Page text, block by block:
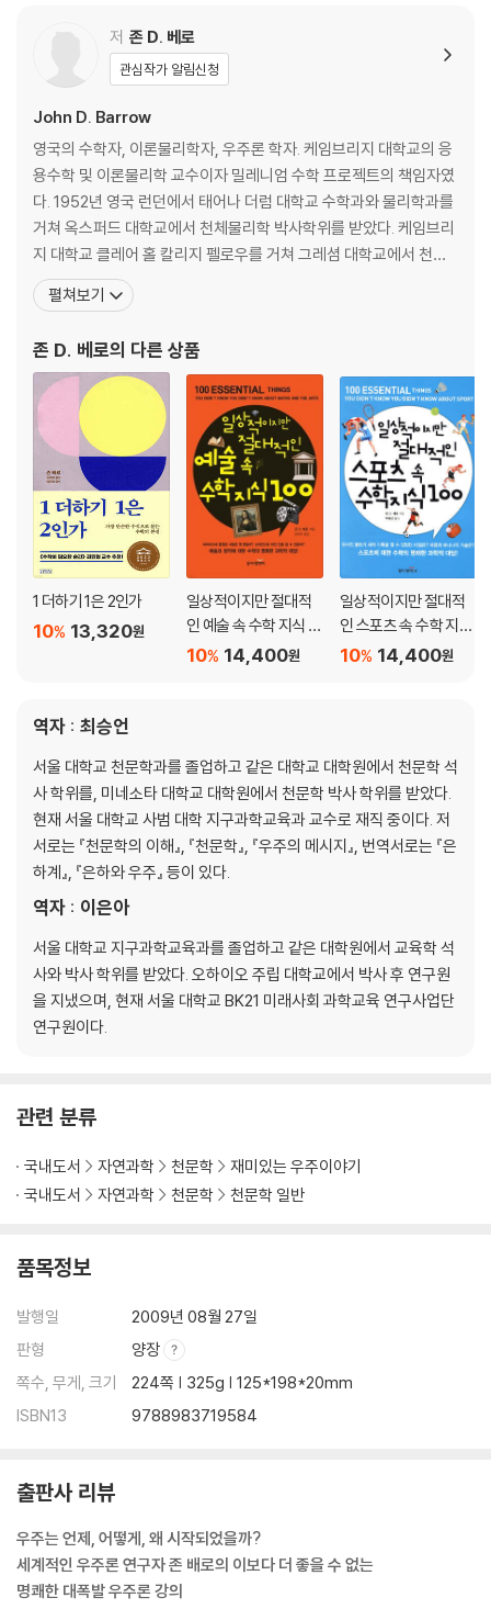
저 존 D. 베로
관심작가 알림신청
John D. Barrow
영국의 수학자, 이론물리학자, 우주론 학자. 케임브리지 대학교의 응
용수학 및 이론물리학 교수이자 밀레니엄 수학 프로젝트의 책임자였
다. 1952년 영국 런던에서 태어나 더럼 대학교 수학과와 물리학과를
거쳐 옥스퍼드 대학교에서 천체물리학 박사학위를 받았다. 케임브리
지 대학교 클레어 홀 칼리지 펠로우를 거쳐 그레셤 대학교에서 천문
학 및 기하학 교수를 지냈고, 영국 왕립학회 회원이었으며 유럽학술
원 회원으로 뽑히기도 했다. 영국 왕립학회 마이클 패러데이 상(200
리니 상(2019) 등을 수상했다. 학술 논문만 5
펼쳐보기
존 D. 베로의 다른 상품
1 더하기 1은 2인가
13,320원
10%
일상적이지만 절대적
인 예술 속 수학 지식 10
0
14,400원
10%
일상적이지만 절대적
인 스포츠 속 수학 지식
100
14,400원
10%
역자 : 최승언
서울 대학교 천문학과를 졸업하고 같은 대학교 대학원에서 천문학 석
사 학위를, 미네소타 대학교 대학원에서 천문학 박사 학위를 받았다.
현재 서울 대학교 사범 대학 지구과학교육과 교수로 재직 중이다. 저
서로는 『천문학의 이해』, 『천문학』, 『우주의 메시지』, 번역서로는 『은
하계』, 『은하와 우주』 등이 있다.
역자 : 이은아
서울 대학교 지구과학교육과를 졸업하고 같은 대학원에서 교육학 석
사와 박사 학위를 받았다. 오하이오 주립 대학교에서 박사 후 연구원
을 지냈으며, 현재 서울 대학교 BK21 미래사회 과학교육 연구사업단
연구원이다.
관련 분류
국내도서 자연과학 천문학
재미있는 우주이야기
국내도서
자연과학 천문학 천문학 일반
품목정보
발행일
2009년 08월 27일
판형
양장
쪽수, 무게, 크기
224쪽 | 325g | 125*198*20mm
ISBN13
9788983719584
출판사 리뷰
우주는 언제, 어떻게, 왜 시작되었을까?
세계적인 우주론 연구자 존 배로의 이보다 더 좋을 수 없는
명쾌한 대폭발 우주론 강의